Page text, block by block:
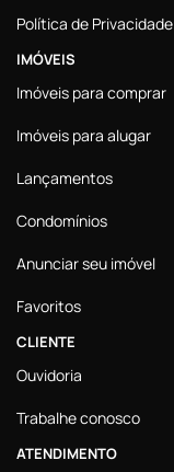
Política de Privacidade
IMÓVEIS
Imóveis para comprar
Imóveis para alugar
Lançamentos
Condomínios
Anunciar seu imóvel
Favoritos
CLIENTE
Ouvidoria
Trabalhe conosco
ATENDIMENTO